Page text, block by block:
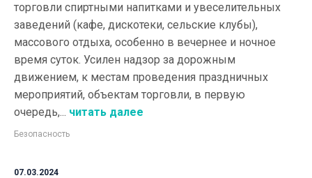
торговли спиртными напитками и увеселительных
заведений (кафе, дискотеки, сельские клубы),
массового отдыха, особенно в вечернее и ночное
время суток. Усилен надзор за дорожным
движением, к местам проведения праздничных
мероприятий, объектам торговли, в первую
очередь,... читать далее
Безопасность
07.03.2024